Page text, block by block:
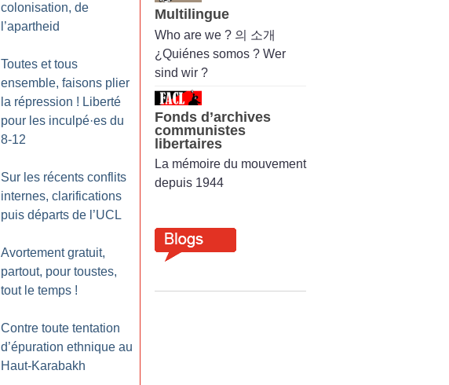
colonisation, de
l’apartheid
Toutes et tous
ensemble, faisons plier
la répression ! Liberté
pour les inculpé·es du
8-12
Sur les récents conflits
internes, clarifications
puis départs de l’UCL
Avortement gratuit,
partout, pour toustes,
tout le temps !
Contre toute tentation
d’épuration ethnique au
Haut-Karabakh
Multilingue
Who are we ? 의 소개
¿Quiénes somos ? Wer
sind wir ?
Fonds d’archives
communistes
libertaires
La mémoire du mouvement
depuis 1944